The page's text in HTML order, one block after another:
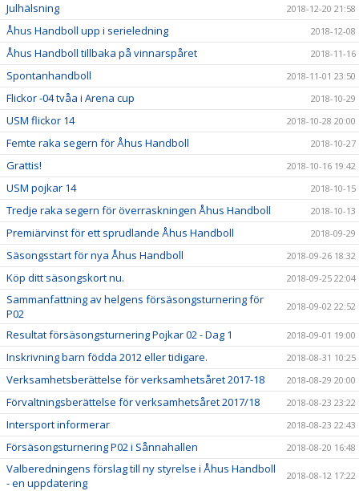
Julhälsning 2018-12-20 21:58
Åhus Handboll upp i serieledning 2018-12-08
Åhus Handboll tillbaka på vinnarspåret 2018-11-16
Spontanhandboll 2018-11-01 23:50
Flickor -04 tvåa i Arena cup 2018-10-29
USM flickor 14 2018-10-28 20:00
Femte raka segern för Åhus Handboll 2018-10-27
Grattis! 2018-10-16 19:42
USM pojkar 14 2018-10-15
Tredje raka segern för överraskningen Åhus Handboll 2018-10-13
Premiärvinst för ett sprudlande Åhus Handboll 2018-09-29
Säsongsstart för nya Åhus Handboll 2018-09-26 18:32
Köp ditt säsongskort nu. 2018-09-25 22:04
Sammanfattning av helgens försäsongsturnering för
P02
2018-09-02 22:52
Resultat försäsongsturnering Pojkar 02 - Dag 1 2018-09-01 19:00
Inskrivning barn födda 2012 eller tidigare. 2018-08-31 10:25
Verksamhetsberättelse för verksamhetsåret 2017-18 2018-08-29 20:00
Förvaltningsberättelse för verksamhetsåret 2017/18 2018-08-23 23:22
Intersport informerar 2018-08-23 22:43
Försäsongsturnering P02 i Sånnahallen 2018-08-20 16:48
Valberedningens förslag till ny styrelse i Åhus Handboll
- en uppdatering
2018-08-12 17:22